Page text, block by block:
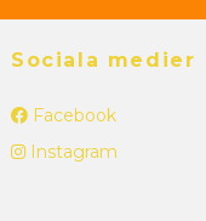
Sociala medier
Facebook
Instagram